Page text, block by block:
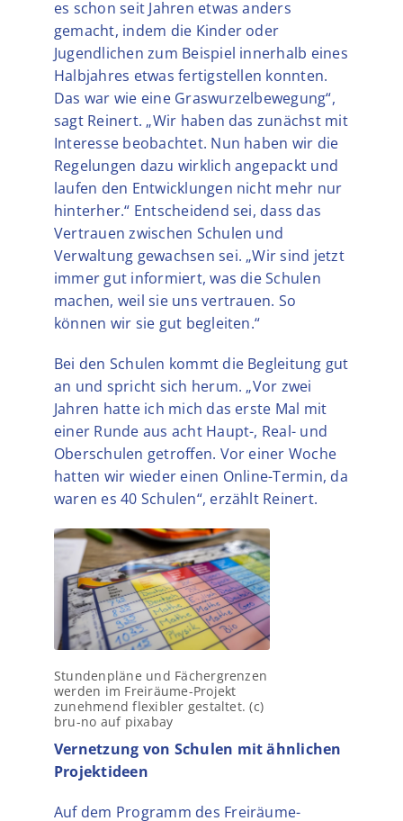
es schon seit Jahren etwas anders
gemacht, indem die Kinder oder
Jugendlichen zum Beispiel innerhalb eines
Halbjahres etwas fertigstellen konnten.
Das war wie eine Graswurzelbewegung“,
sagt Reinert. „Wir haben das zunächst mit
Interesse beobachtet. Nun haben wir die
Regelungen dazu wirklich angepackt und
laufen den Entwicklungen nicht mehr nur
hinterher.“ Entscheidend sei, dass das
Vertrauen zwischen Schulen und
Verwaltung gewachsen sei. „Wir sind jetzt
immer gut informiert, was die Schulen
machen, weil sie uns vertrauen. So
können wir sie gut begleiten.“
Bei den Schulen kommt die Begleitung gut
an und spricht sich herum. „Vor zwei
Jahren hatte ich mich das erste Mal mit
einer Runde aus acht Haupt-, Real- und
Oberschulen getroffen. Vor einer Woche
hatten wir wieder einen Online-Termin, da
waren es 40 Schulen“, erzählt Reinert.
Stundenpläne und Fächergrenzen
werden im Freiräume-Projekt
zunehmend flexibler gestaltet. (c)
bru-no auf pixabay
Vernetzung von Schulen mit ähnlichen
Projektideen
Auf dem Programm des Freiräume-